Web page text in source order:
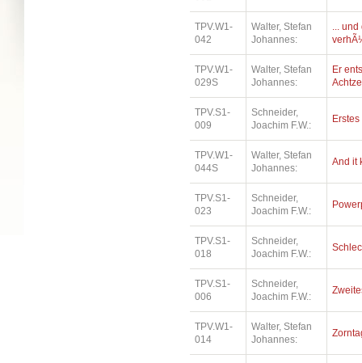
TPV.W1-
042
Walter, Stefan
Johannes:
... und
TPV.W1-
029S
Walter, Stefan
Johannes:
Er
TPV.S1-
009
Schneider,
Joachim F.W.:
TPV.W1-
044S
Walter, Stefan
Johannes:
And it
TPV.S1-
023
Schneider,
Joachim F.W.:
TPV.S1-
018
Schneider,
Joachim F.W.:
TPV.S1-
006
Schneider,
Joachim F.W.:
TPV.W1-
014
Walter, Stefan
Johannes: